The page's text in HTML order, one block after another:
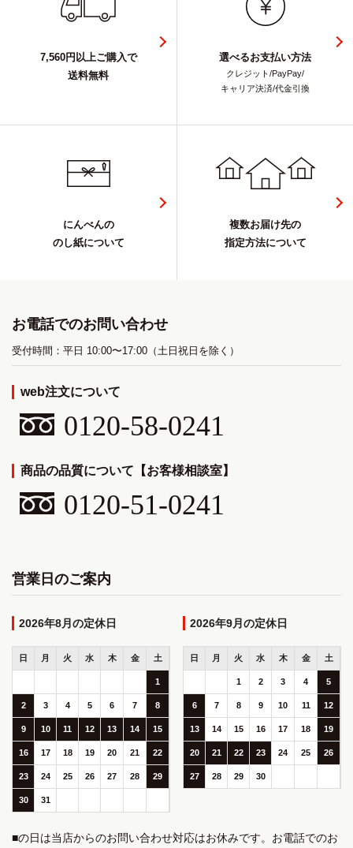
7,560円以上ご購入で
送料無料
選べるお支払い方法
クレジット/PayPay/
キャリア決済/代金引換
にんべんの
のし紙について
複数お届け先の
指定方法について
お電話でのお問い合わせ
受付時間：平日 10:00〜17:00（土日祝日を除く）
web注文について
0120-58-0241
商品の品質について【お客様相談室】
0120-51-0241
営業日のご案内
2026年8月
日 月 火 水 木 金 土
1
2 3 4 5 6 7 8
9 10 11 12 13 14 15
16 17 18 19 20 21 22
23 24 25 26 27 28 29
30 31
2026年9月
日 月 火 水 木 金 土
1 2 3 4 5
6 7 8 9 10 11 12
13 14 15 16 17 18 19
20 21 22 23 24 25 26
27 28 29 30
■の日は当店からのお問い合わせ対応はお休みです。お電話でのお